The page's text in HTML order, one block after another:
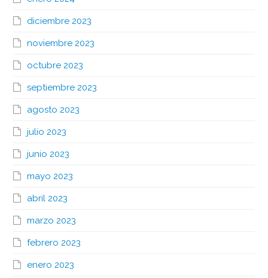
diciembre 2023
noviembre 2023
octubre 2023
septiembre 2023
agosto 2023
julio 2023
junio 2023
mayo 2023
abril 2023
marzo 2023
febrero 2023
enero 2023